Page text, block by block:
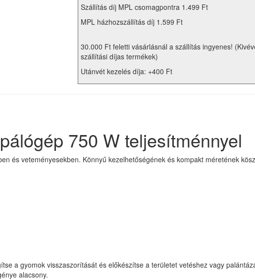
Szállítás díj MPL csomagpontra 1.499 Ft
MPL házhozszállítás díj 1.599 Ft
30.000 Ft feletti vásárlásnál a szállítás ingyenes!
szállítási díjas termékek)
Utánvét kezelés díja: +400 Ft
750 W teljesítménnyel
és veteményesekben. Könnyű kezelhetőségének és kompakt méretének
a gyomok visszaszorítását és előkészítse a területet vetéshez vagy
alacsony.